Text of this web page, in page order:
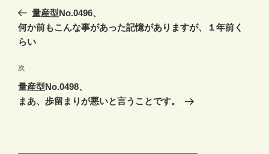
ナ
ビ
ー
シ
ョ
の
投
稿
量産型No.0496、
何か前もこんな事があった記憶がありますが、１年前く
らい
次
の
投
次
量産型No.0498、
まあ、歩留まりが悪いと言うことです。